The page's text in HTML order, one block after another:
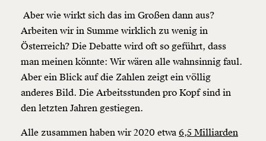
Aber wie wirkt sich das im Großen dann aus?
Arbeiten wir in Summe wirklich zu wenig in
Österreich? Die Debatte wird oft so geführt, dass
man meinen könnte: Wir wären alle wahnsinnig faul.
Aber ein Blick auf die Zahlen zeigt ein völlig
anderes Bild. Die Arbeitsstunden pro Kopf sind in
den letzten Jahren gestiegen.
Alle zusammen haben wir 2020 etwa 6,5 Milliarden